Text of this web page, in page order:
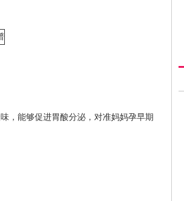
，能够促进胃酸分泌，对准妈妈孕早期